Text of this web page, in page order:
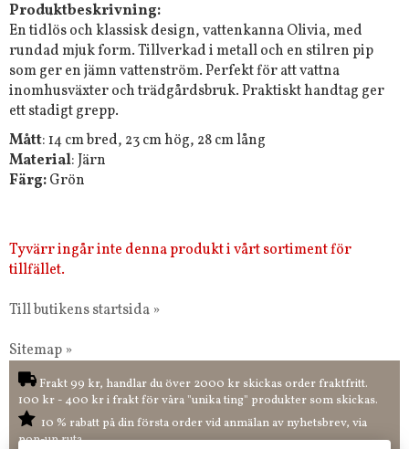
Produktbeskrivning:
En tidlös och klassisk design, vattenkanna Olivia, med
rundad mjuk form. Tillverkad i metall och en stilren pip
som ger en jämn vattenström. Perfekt för att vattna
inomhusväxter och trädgårdsbruk. Praktiskt handtag ger
ett stadigt grepp.
Mått: 14 cm bred, 23 cm hög, 28 cm lång
Material: Järn
Färg:Grön
Tyvärr ingår inte denna produkt i vårt sortiment för
tillfället.
Till butikens startsida »
Sitemap »
Frakt 99 kr, handlar du över 2000 kr skickas order fraktfritt.
100 kr - 400 kr i frakt för våra "unika ting" produkter som skickas.
10 % rabatt på din första order vid anmälan av nyhetsbrev, via
pop-up ruta